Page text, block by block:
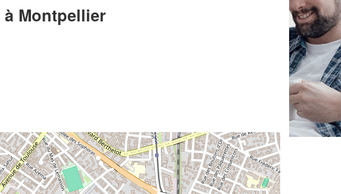
à Montpellier